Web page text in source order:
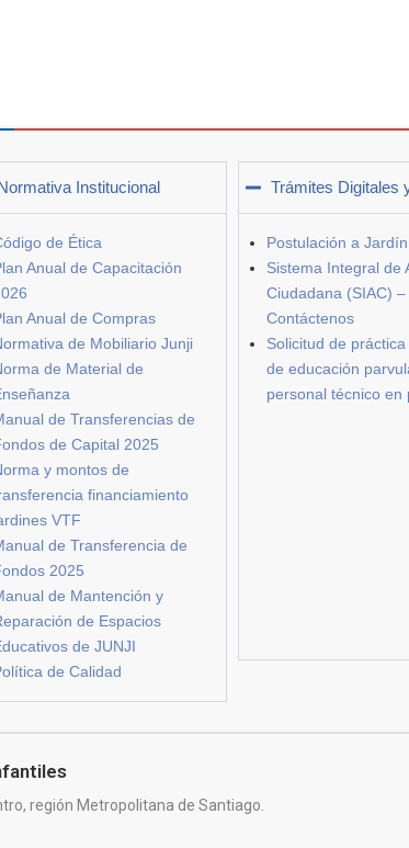
Institucional
de Ética
Anual de Capacitación
Anual de Compras
de Mobiliario Junji
de Material de
de Transferencias de
de Capital 2025
y montos de
financiamiento
VTF
de Transferencia de
2025
de Mantención y
de Espacios
de JUNJI
de Calidad
Trámites Digitales
Postulación a
Sistema Integral de
Ciudadana (SIAC) –
Contáctenos
Solicitud de
de educación
personal técnico en
región Metropolitana de Santiago.